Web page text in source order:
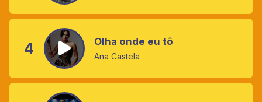
4 Olha onde eu tô
Ana Castela